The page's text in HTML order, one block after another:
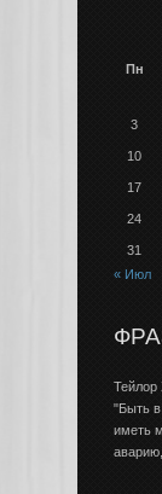
Пн
3
10
17
24
31
« Июл
Тейлор
"Быть
иметь